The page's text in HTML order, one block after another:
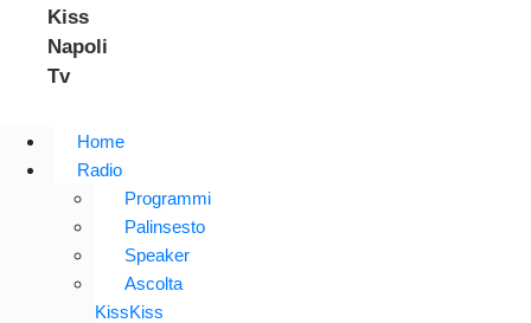
Kiss
Napoli
Tv
Home
Radio
Programmi
Palinsesto
Speaker
Ascolta
KissKiss